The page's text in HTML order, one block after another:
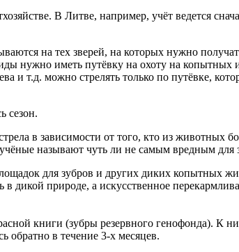
В Литве, например, учёт ведется
на тех зверей, на которых нужно
нужно иметь путёвку на охоту на
и т.д. можно стрелять только по путёвке,
сезон.
в зависимости от того, кто из животных
называют чуть ли не самым вредным для
для зубров и других диких копытных
природе, а искусственное
книги (зубры резервного генофонда). К
обратно в течение 3-х месяцев.